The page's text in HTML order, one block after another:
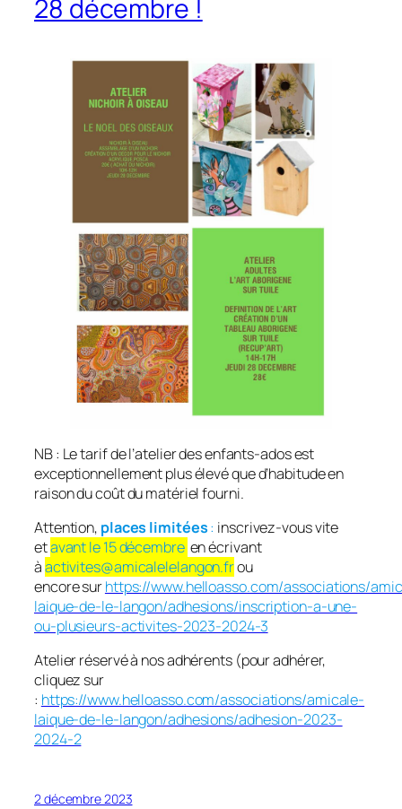
28 décembre !
NB : Le tarif de l’atelier des enfants-ados est
exceptionnellement plus élevé que d’habitude en
raison du coût du matériel fourni.
Attention, places limitées: inscrivez-vous vite
etavant le 15 décembre en écrivant
àactivites@amicalelelangon.frou
encore surhttps://www.helloasso.com/associations/
laique-de-le-langon/adhesions/inscription-a-une-
ou-plusieurs-activites-2023-2024-3
Atelier réservé à nos adhérents (pour adhérer,
cliquez sur
: https://www.helloasso.com/associations/amicale-
laique-de-le-langon/adhesions/adhesion-2023-
2024-2
2 décembre 2023